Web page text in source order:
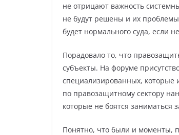
не отрицают важность
не будут решены и их
будет нормального суда, если
Порадовало то, что
субъекты. На форуме
специализированных, которые
по правозащитному сектору
которые не боятся заниматься
Понятно, что были и моменты,